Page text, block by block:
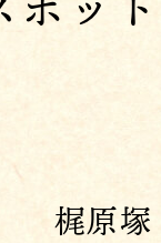
梶原塚